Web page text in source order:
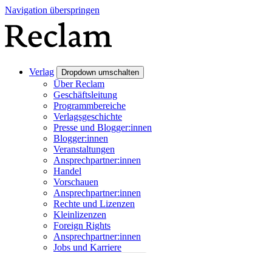
Navigation überspringen
Verlag Dropdown umschalten
Über Reclam
Geschäftsleitung
Programmbereiche
Verlagsgeschichte
Presse und Blogger:innen
Blogger:innen
Veranstaltungen
Ansprechpartner:innen
Handel
Vorschauen
Ansprechpartner:innen
Rechte und Lizenzen
Kleinlizenzen
Foreign Rights
Ansprechpartner:innen
Jobs und Karriere